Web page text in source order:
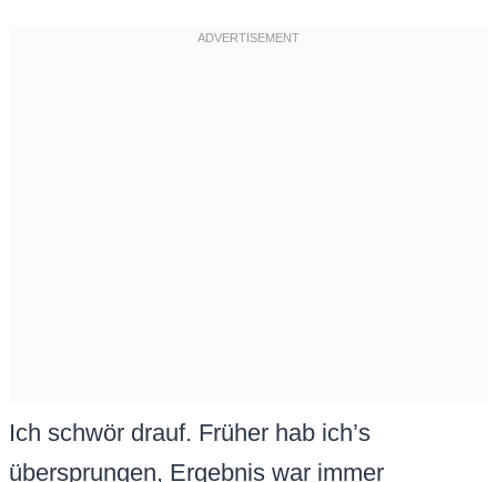
Ich schwör drauf. Früher hab ich’s
übersprungen, Ergebnis war immer